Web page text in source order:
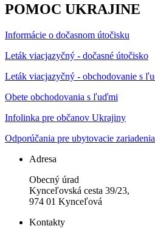
POMOC UKRAJINE
Informácie o dočasnom útočisku
Leták viacjazyčný - dočasné útočisko
Leták viacjazyčný - obchodovanie s
Obete obchodovania s ľuďmi
Infolinka pre občanov Ukrajiny
Odporúčania pre ubytovacie zariadenia
Adresa
Obecný úrad
Kynceľovská cesta 39/23,
974 01 Kynceľová
Kontakty